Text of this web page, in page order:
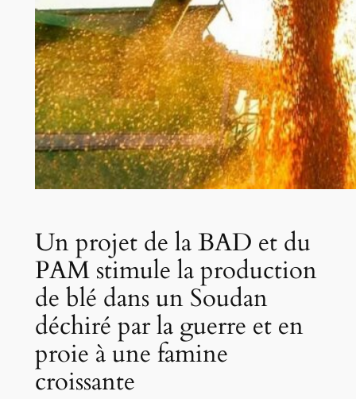
Un projet de la BAD et du
PAM stimule la production
de blé dans un Soudan
déchiré par la guerre et en
proie à une famine
croissante